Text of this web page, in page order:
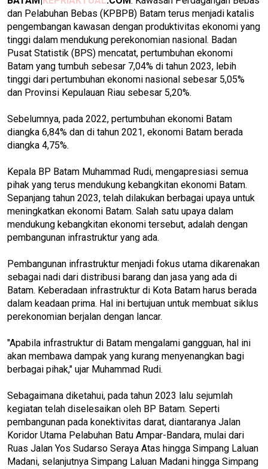
dan Pelabuhan Bebas (KPBPB) Batam terus menjadi katalis
pengembangan kawasan dengan produktivitas ekonomi yang
tinggi dalam mendukung perekonomian nasional. Badan
Pusat Statistik (BPS) mencatat, pertumbuhan ekonomi
Batam yang tumbuh sebesar 7,04% di tahun 2023, lebih
tinggi dari pertumbuhan ekonomi nasional sebesar 5,05%
dan Provinsi Kepulauan Riau sebesar 5,20%.
Sebelumnya, pada 2022, pertumbuhan ekonomi Batam
diangka 6,84% dan di tahun 2021, ekonomi Batam berada
diangka 4,75%.
Kepala BP Batam Muhammad Rudi, mengapresiasi semua
pihak yang terus mendukung kebangkitan ekonomi Batam.
Sepanjang tahun 2023, telah dilakukan berbagai upaya untuk
meningkatkan ekonomi Batam. Salah satu upaya dalam
mendukung kebangkitan ekonomi tersebut, adalah dengan
pembangunan infrastruktur yang ada.
Pembangunan infrastruktur menjadi fokus utama dikarenakan
sebagai nadi dari distribusi barang dan jasa yang ada di
Batam. Keberadaan infrastruktur di Kota Batam harus berada
dalam keadaan prima. Hal ini bertujuan untuk membuat siklus
perekonomian berjalan dengan lancar.
"Apabila infrastruktur di Batam mengalami gangguan, hal ini
akan membawa dampak yang kurang menyenangkan bagi
berbagai pihak," ujar Muhammad Rudi.
Sebagaimana diketahui, pada tahun 2023 lalu sejumlah
kegiatan telah diselesaikan oleh BP Batam. Seperti
pembangunan pada konektivitas darat, diantaranya Jalan
Koridor Utama Pelabuhan Batu Ampar-Bandara, mulai dari
Ruas Jalan Yos Sudarso Seraya Atas hingga Simpang Laluan
Madani, selanjutnya Simpang Laluan Madani hingga Simpang